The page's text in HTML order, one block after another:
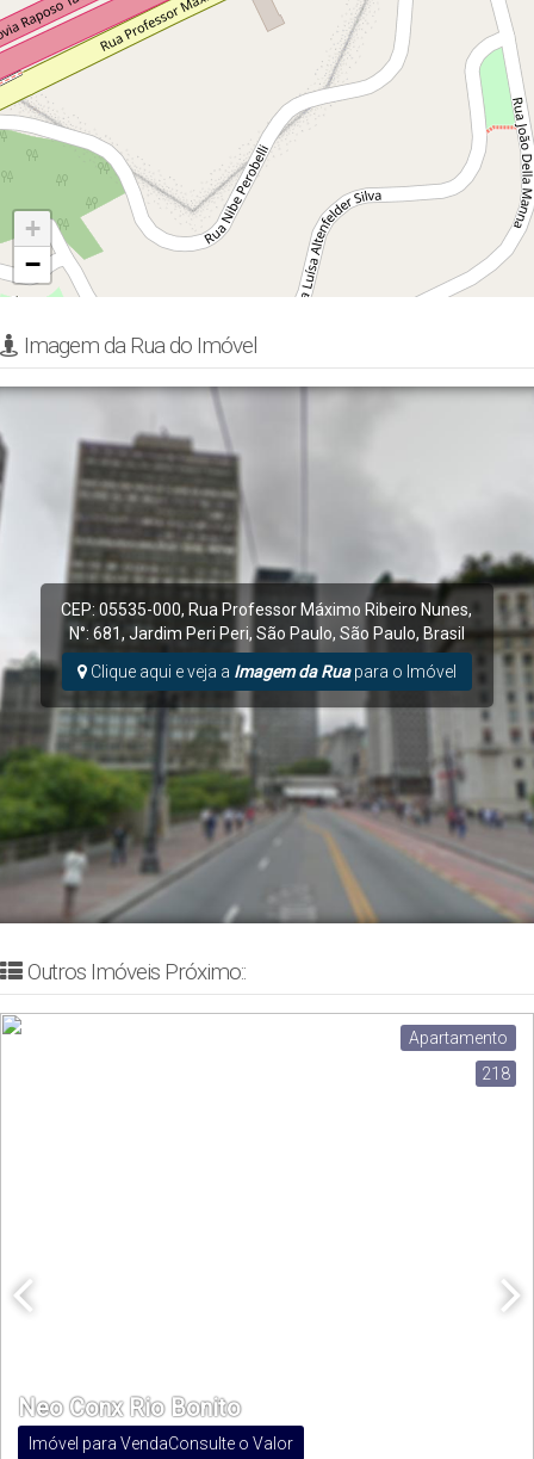
+
−
Imagem da Rua do Imóvel
CEP: 05535-000, Rua Professor Máximo Ribeiro Nunes,
N°: 681, Jardim Peri Peri, São Paulo, São Paulo, Brasil
Clique aqui e veja a Imagem da Ruapara o Imóvel
Outros Imóveis Próximo::
Apartamento
218
Neo Conx Rio Bonito
Consulte o Valor
Imóvel para Venda